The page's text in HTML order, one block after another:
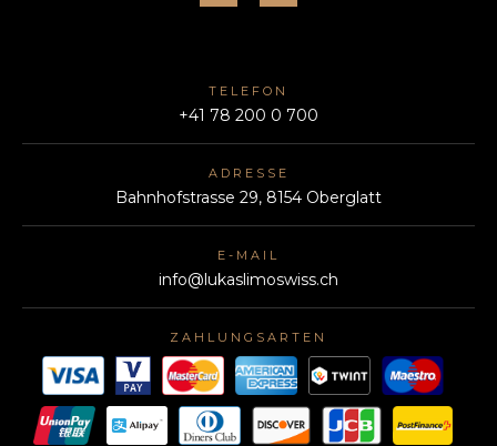
TELEFON
+41 78 200 0 700
ADRESSE
Bahnhofstrasse 29, 8154 Oberglatt
E-MAIL
info@lukaslimoswiss.ch
ZAHLUNGSARTEN